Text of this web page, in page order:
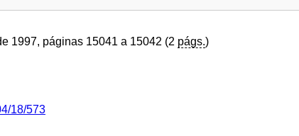
1997, páginas 15041 a 15042 (2 págs.)
18/573